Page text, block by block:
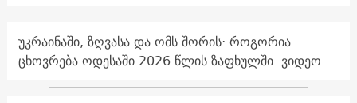
უკრაინაში, ზღვასა და ომს შორის: როგორია
ცხოვრება ოდესაში 2026 წლის ზაფხულში. ვიდეო